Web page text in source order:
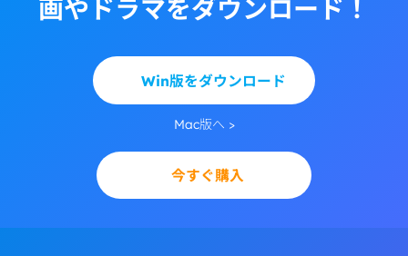
画やドラマをダウンロード！
Win版をダウンロード
Mac版へ >
今すぐ購入